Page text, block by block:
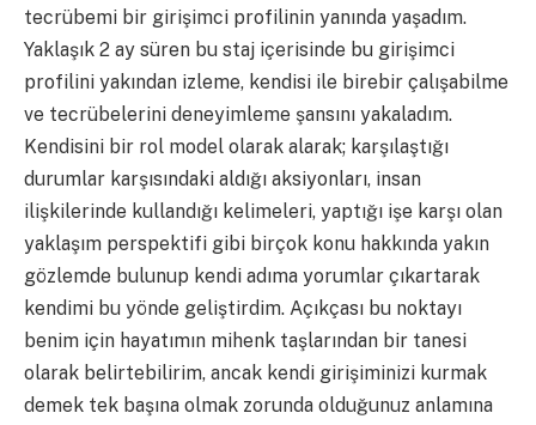
tecrübemi bir girişimci profilinin yanında yaşadım.
Yaklaşık 2 ay süren bu staj içerisinde bu girişimci
profilini yakından izleme, kendisi ile birebir çalışabilme
ve tecrübelerini deneyimleme şansını yakaladım.
Kendisini bir rol model olarak alarak; karşılaştığı
durumlar karşısındaki aldığı aksiyonları, insan
ilişkilerinde kullandığı kelimeleri, yaptığı işe karşı olan
yaklaşım perspektifi gibi birçok konu hakkında yakın
gözlemde bulunup kendi adıma yorumlar çıkartarak
kendimi bu yönde geliştirdim. Açıkçası bu noktayı
benim için hayatımın mihenk taşlarından bir tanesi
olarak belirtebilirim, ancak kendi girişiminizi kurmak
demek tek başına olmak zorunda olduğunuz anlamına